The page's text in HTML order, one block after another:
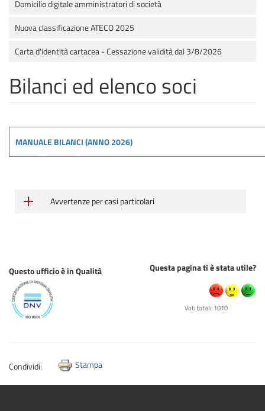
Domicilio digitale amministratori di società
Nuova classificazione ATECO 2025
Carta d'identità cartacea - Cessazione validità dal 3/8/2026
Bilanci ed elenco soci
MANUALE BILANCI (ANNO 2026)
Avvertenze per casi particolari
Questa pagina ti è stata utile?
Voti totali: 1010
Questo ufficio è in Qualità
Condividi: Stampa